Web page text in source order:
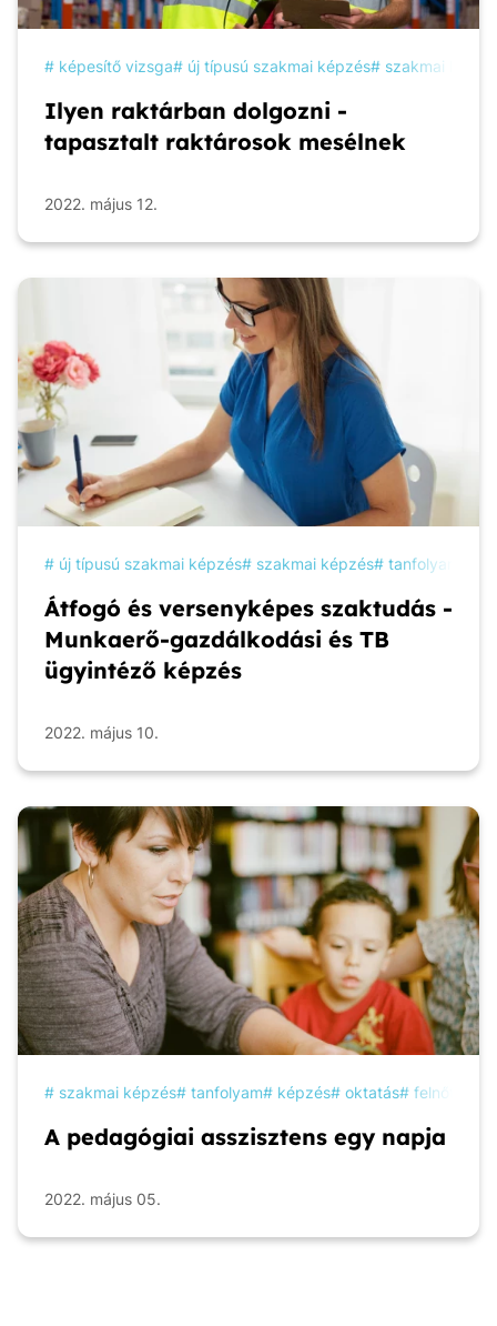
képesítő vizsga új típusú szakmai képzés szakmai
Ilyen raktárban dolgozni -
tapasztalt raktárosok mesélnek
2022. május 12.
új típusú szakmai képzés szakmai képzés tanfolyam
Átfogó és versenyképes szaktudás -
Munkaerő-gazdálkodási és TB
ügyintéző képzés
2022. május 10.
szakmai képzés tanfolyam képzés oktatás
A pedagógiai asszisztens egy napja
2022. május 05.